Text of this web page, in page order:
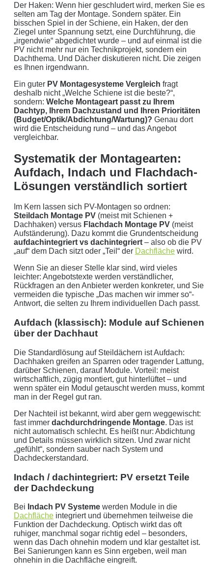
Der Haken: Wenn hier geschludert wird, merken Sie es
selten am Tag der Montage. Sondern später. Ein
bisschen Spiel in der Schiene, ein Haken, der den
Ziegel unter Spannung setzt, eine Durchführung, die
„irgendwie“ abgedichtet wurde – und auf einmal ist die
PV nicht mehr nur ein Technikprojekt, sondern ein
Dachthema. Und Dächer diskutieren nicht. Die zeigen
es Ihnen irgendwann.
Ein guter PV Montagesysteme Vergleich fragt
deshalb nicht „Welche Schiene ist die beste?“,
sondern: Welche Montageart passt zu Ihrem
Dachtyp, Ihrem Dachzustand und Ihren Prioritäten
(Budget/Optik/Abdichtung/Wartung)? Genau dort
wird die Entscheidung rund – und das Angebot
vergleichbar.
Systematik der Montagearten:
Aufdach, Indach und Flachdach-
Lösungen verständlich sortiert
Im Kern lassen sich PV-Montagen so ordnen:
Steildach Montage PV (meist mit Schienen +
Dachhaken) versus Flachdach Montage PV (meist
Aufständerung). Dazu kommt die Grundentscheidung
aufdachintegriert vs dachintegriert – also ob die PV
„auf“ dem Dach sitzt oder „Teil“ der Dachfläche wird.
Wenn Sie an dieser Stelle klar sind, wird vieles
leichter: Angebotstexte werden verständlicher,
Rückfragen an den Anbieter werden konkreter, und Sie
vermeiden die typische „Das machen wir immer so“-
Antwort, die selten zu Ihrem individuellen Dach passt.
Aufdach (klassisch): Module auf Schienen
über der Dachhaut
Die Standardlösung auf Steildächern ist Aufdach:
Dachhaken greifen an Sparren oder tragender Lattung,
darüber Schienen, darauf Module. Vorteil: meist
wirtschaftlich, zügig montiert, gut hinterlüftet – und
wenn später ein Modul getauscht werden muss, kommt
man in der Regel gut ran.
Der Nachteil ist bekannt, wird aber gern weggewischt:
fast immer dachdurchdringende Montage. Das ist
nicht automatisch schlecht. Es heißt nur: Abdichtung
und Details müssen wirklich sitzen. Und zwar nicht
„gefühlt“, sondern sauber nach System und
Dachdeckerstandard.
Indach / dachintegriert: PV ersetzt Teile
der Dachdeckung
Bei Indach PV Systeme werden Module in die
Dachfläche integriert und übernehmen teilweise die
Funktion der Dachdeckung. Optisch wirkt das oft
ruhiger, manchmal sogar richtig edel – besonders,
wenn das Dach ohnehin modern und klar gestaltet ist.
Bei Sanierungen kann es Sinn ergeben, weil man
ohnehin in die Dachfläche eingreift.